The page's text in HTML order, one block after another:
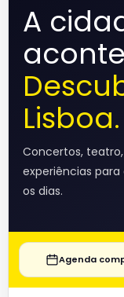
A
Lisboa.
Concertos,
experiências
os dias.
Agenda